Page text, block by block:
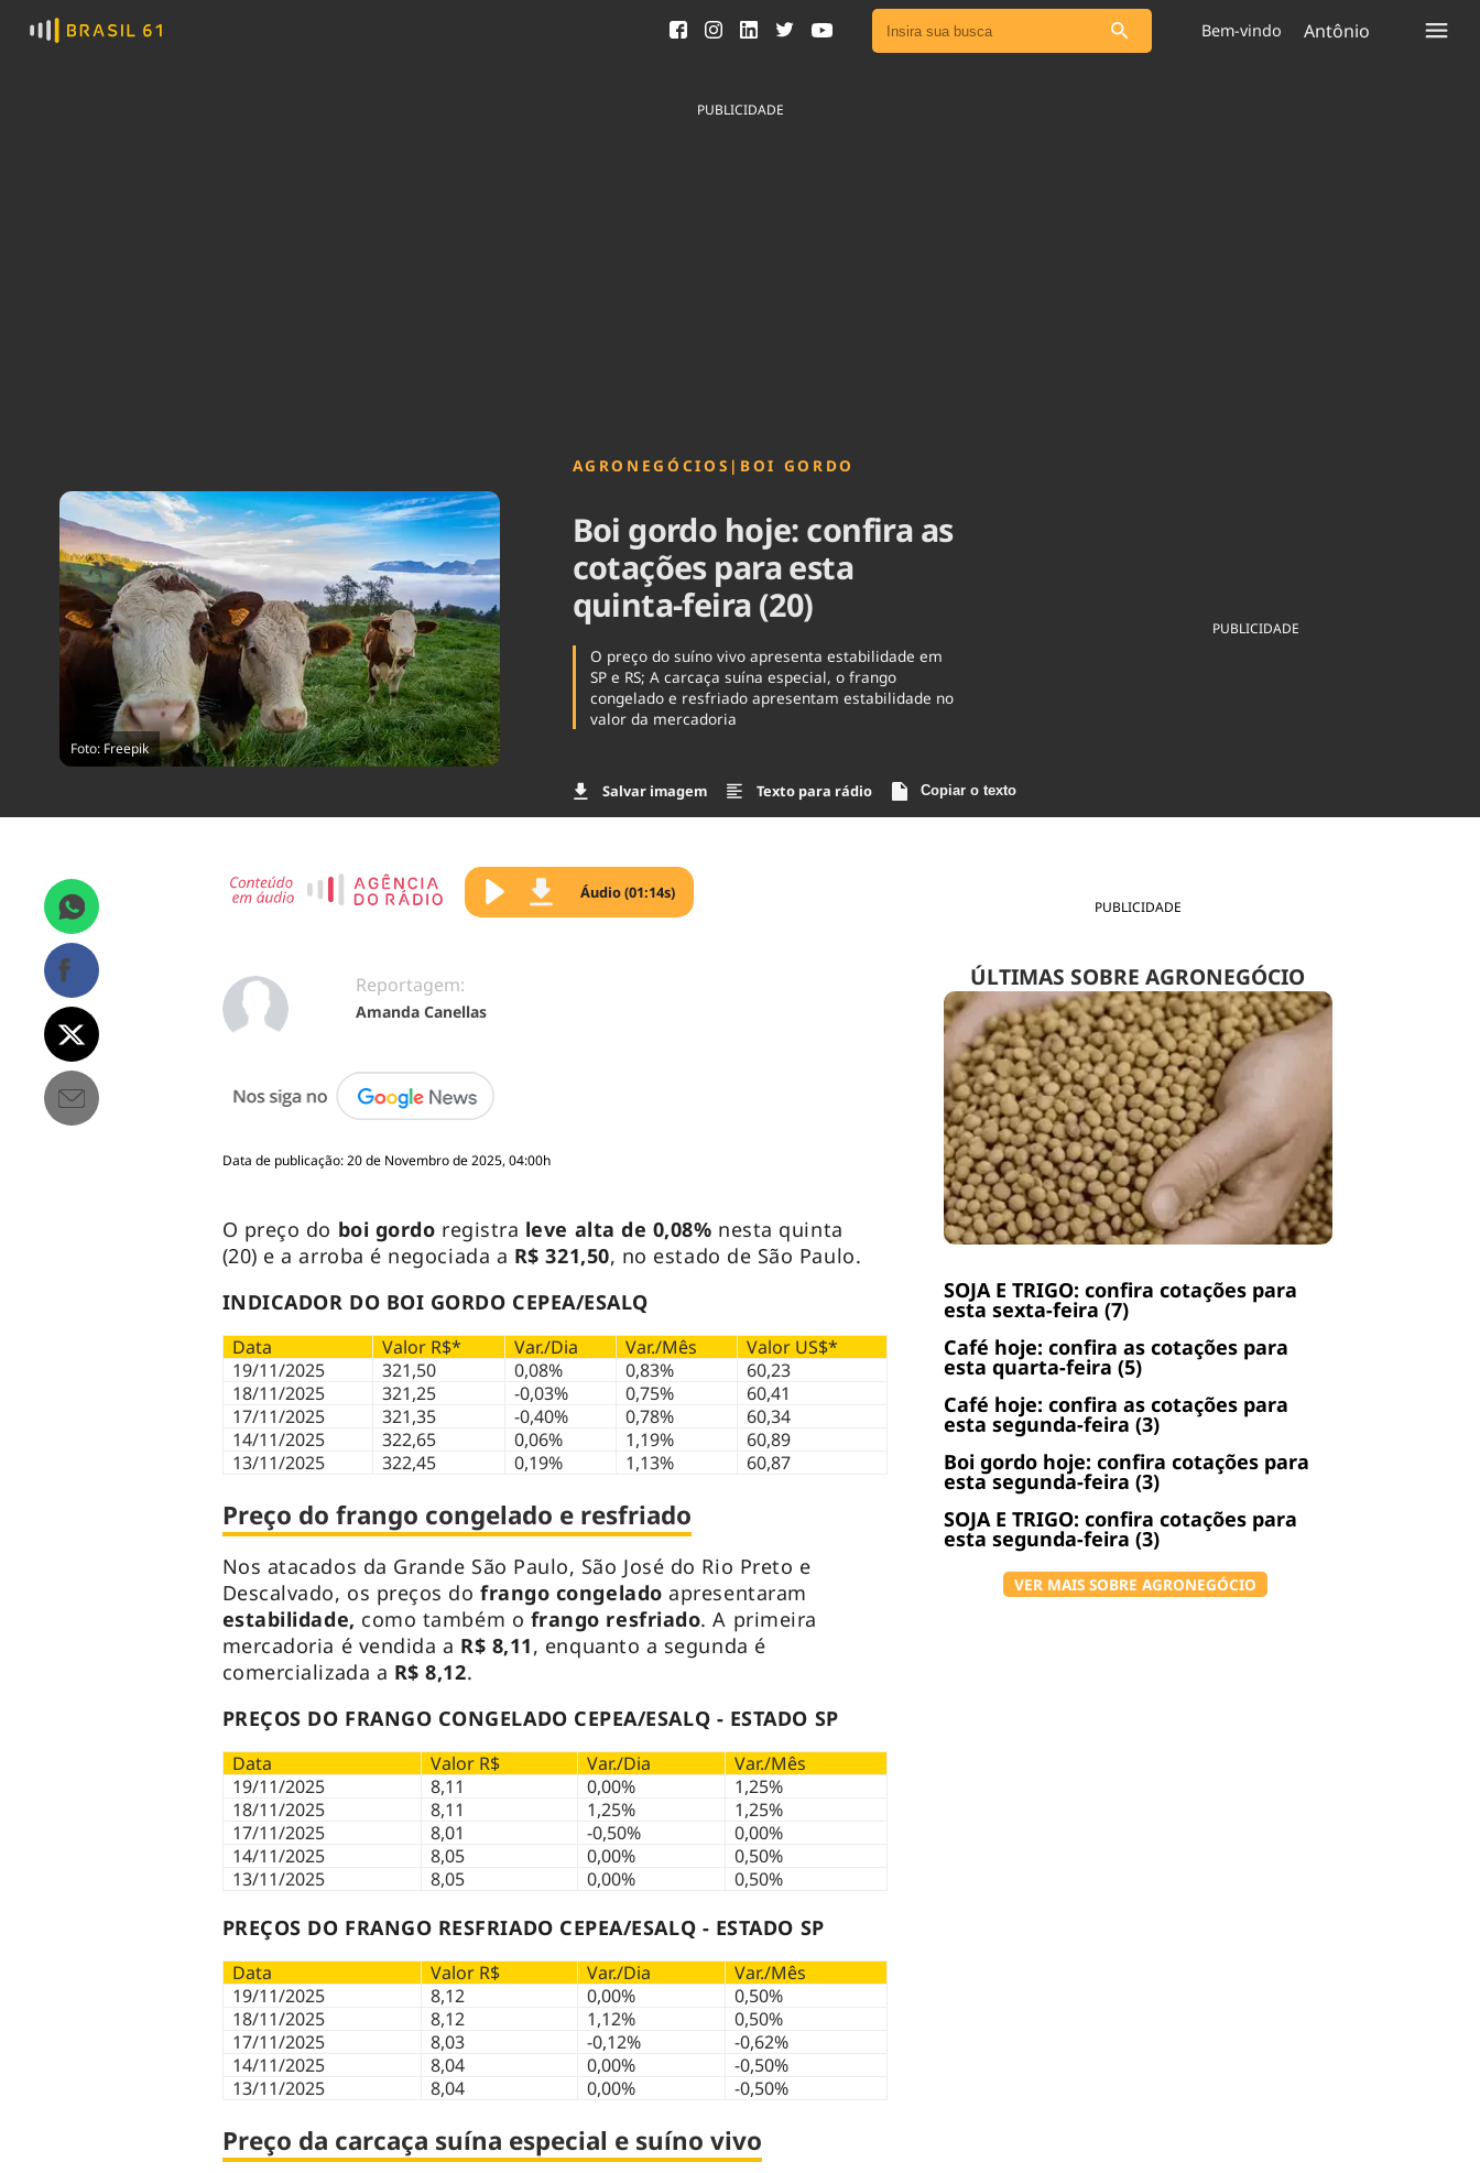
Ver todas as notícias
Brasil
Bem-vindo Antônio
PUBLICIDADE
Foto: Freepik
AGRONEGÓCIOS | BOI GORDO
Boi gordo hoje: confira as
cotações para esta
quinta-feira (20)
O preço do suíno vivo apresenta estabilidade em
SP e RS; A carcaça suína especial, o frango
congelado e resfriado apresentam estabilidade no
valor da mercadoria
Salvar imagem Texto para rádio Copiar o texto
PUBLICIDADE
PUBLICIDADE
ÚLTIMAS SOBRE AGRONEGÓCIO
SOJA E TRIGO: confira cotações para
esta sexta-feira (7)
Café hoje: confira as cotações para
esta quarta-feira (5)
Café hoje: confira as cotações para
esta segunda-feira (3)
Boi gordo hoje: confira cotações para
esta segunda-feira (3)
SOJA E TRIGO: confira cotações para
esta segunda-feira (3)
VER MAIS SOBRE AGRONEGÓCIO
Áudio (01:14s)
Reportagem:
Amanda Canellas
Data de publicação: 20 de Novembro de 2025, 04:00h
O preço do boi gordo registra leve alta de 0,08% nesta quinta
(20) e a arroba é negociada a R$ 321,50, no estado de São Paulo.
INDICADOR DO BOI GORDO CEPEA/ESALQ
Data Valor R$* Var./Dia Var./Mês
Valor US$*
19/11/2025
321,50 0,08% 0,83%
60,23
18/11/2025
321,25 -0,03% 0,75%
60,41
17/11/2025
321,35 -0,40% 0,78%
60,34
14/11/2025
322,65 0,06% 1,19%
60,89
13/11/2025
322,45 0,19% 1,13% 60,87
Preço do frango congelado e resfriado
Nos atacados da Grande São Paulo, São José do Rio Preto e
Descalvado, os preços dofrango congelado apresentaram
estabilidade, como também o frango resfriado. A primeira
mercadoria é vendida a R$ 8,11, enquanto a segunda é
comercializada a R$ 8,12.
PREÇOS DO FRANGO CONGELADO CEPEA/ESALQ - ESTADO SP
Data Valor R$ Var./Dia
Var./Mês
19/11/2025
8,11 0,00%
1,25%
18/11/2025
8,11 1,25%
1,25%
17/11/2025
8,01 -0,50%
0,00%
14/11/2025
8,05 0,00%
0,50%
13/11/2025
8,05 0,00% 0,50%
PREÇOS DO FRANGO RESFRIADO CEPEA/ESALQ - ESTADO SP
Data Valor R$ Var./Dia
Var./Mês
19/11/2025
8,12 0,00%
0,50%
18/11/2025
8,12 1,12%
0,50%
17/11/2025
8,03 -0,12%
-0,62%
14/11/2025
8,04 0,00%
-0,50%
13/11/2025
8,04 0,00% -0,50%
Preço da carcaça suína especial e suíno vivo